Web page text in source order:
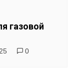
газовой
0